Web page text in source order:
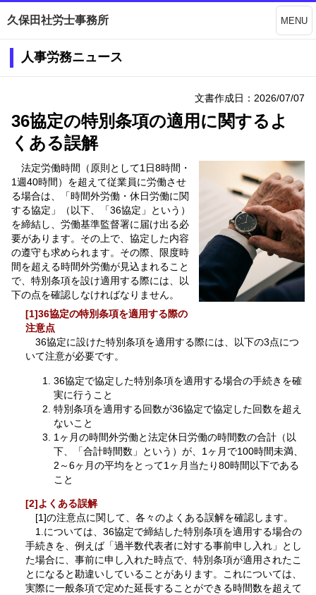
久保田社労士事務所 MENU
人事労務ニュース
文書作成日：2026/07/07
36協定の特別条項の適用に関するよ
くある誤解
法定労働時間（原則として1日8時間・
1週40時間）を超えて従業員に労働させ
る場合は、「時間外労働・休日労働に関
する協定」（以下、「36協定」という）
を締結し、労働基準監督署に届け出る必
要があります。その上で、協定した内容
の遵守も求められます。その際、限度時
間を超える時間外労働が見込まれること
で、特別条項を設け適用する際には、以
下の点を確認しなければなりません。
[1]36協定の特別条項を適用する際の
注意点
36協定に設けた特別条項を適用する際には、以下の3点につ
いて注意が必要です。
36協定で協定した特別条項を適用する場合の手続きを確
実に行うこと
特別条項を適用する回数が36協定で協定した回数を超え
ないこと
1ヶ月の時間外労働と法定休日労働の時間数の合計（以
下、「合計時間数」という）が、1ヶ月で100時間未満、
2～6ヶ月の平均をとって1ヶ月当たり80時間以下である
こと
[2]よくある誤解
[1]の注意点に関して、各々のよくある誤解を確認します。
1.については、36協定で締結した特別条項を適用する場合の
手続きを、例えば「過半数代表者に対する事前申し入れ」とし
た場合に、事前に申し入れた時点で、特別条項が適用されたこ
とになると勘違いしていることがあります。これについては、
実際に一般条項で定めた延長することができる時間数を超えて